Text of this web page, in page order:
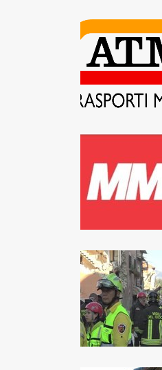
EDB edizioni - Via Brivio angolo C.
Imbonati, 89 20159 Milano (Italia)
Informativa sulla privacy